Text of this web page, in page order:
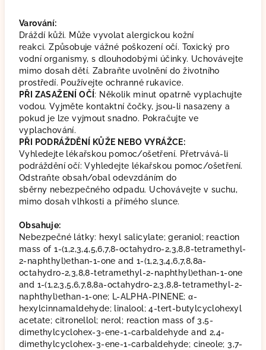
Varování:
Dráždí kůži. Může vyvolat alergickou kožní
reakci. Způsobuje vážné poškození očí. Toxický pro
vodní organismy, s dlouhodobými účinky. Uchovávejte
mimo dosah dětí. Zabraňte uvolnění do životního
prostředí. Používejte ochranné rukavice.
PŘI ZASAŽENÍ OČÍ: Několik minut opatrně vyplachujte
vodou. Vyjměte kontaktní čočky, jsou-li nasazeny a
pokud je lze vyjmout snadno. Pokračujte ve
vyplachování.
PŘI PODRÁŽDĚNÍ KŮŽE NEBO VYRÁŽCE:
Vyhledejte lékařskou pomoc/ošetření. Přetrvává-li
podráždění očí: Vyhledejte lékařskou pomoc/ošetření.
Odstraňte obsah/obal odevzdáním do
sběrny nebezpečného odpadu. Uchovávejte v suchu,
mimo dosah vlhkosti a přímého slunce.
Obsahuje:
Nebezpečné látky: hexyl salicylate; geraniol; reaction
mass of 1-(1,2,3,4,5,6,7,8-octahydro-2,3,8,8-tetramethyl-
2-naphthyl)ethan-1-one and 1-(1,2,3,4,6,7,8,8a-
octahydro-2,3,8,8-tetramethyl-2-naphthyl)ethan-1-one
and 1-(1,2,3,5,6,7,8,8a-octahydro-2,3,8,8-tetramethyl-2-
naphthyl)ethan-1-one; L-ALPHA-PINENE; α-
hexylcinnamaldehyde; linalool; 4-tert-butylcyclohexyl
acetate; citronellol; nerol; reaction mass of 3,5-
dimethylcyclohex-3-ene-1-carbaldehyde and 2,4-
dimethylcyclohex-3-ene-1-carbaldehyde; cineole; 3,7-